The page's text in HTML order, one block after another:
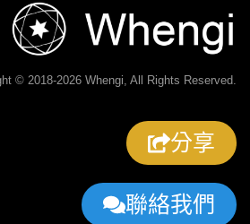
© 2018-2026 Whengi, All Rights Reserved.
分享
聯絡我們